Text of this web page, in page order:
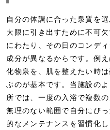
自分の体調に合った泉質を
大限に引き出すために不可
にわたり、その日のコンデ
成分が異なるからです。例
化物泉を、肌を整えたい時
ぶのが基本です。当施設の
所では、一度の入浴で複数
無理のない範囲で自分にぴ
的なメンテナンスを習慣化